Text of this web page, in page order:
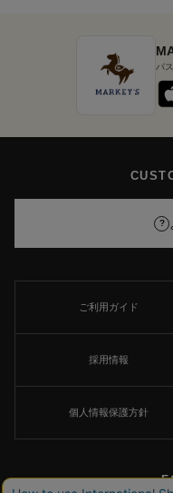
パ
?
ご利用ガイド
採用情報
個人情報保護方針